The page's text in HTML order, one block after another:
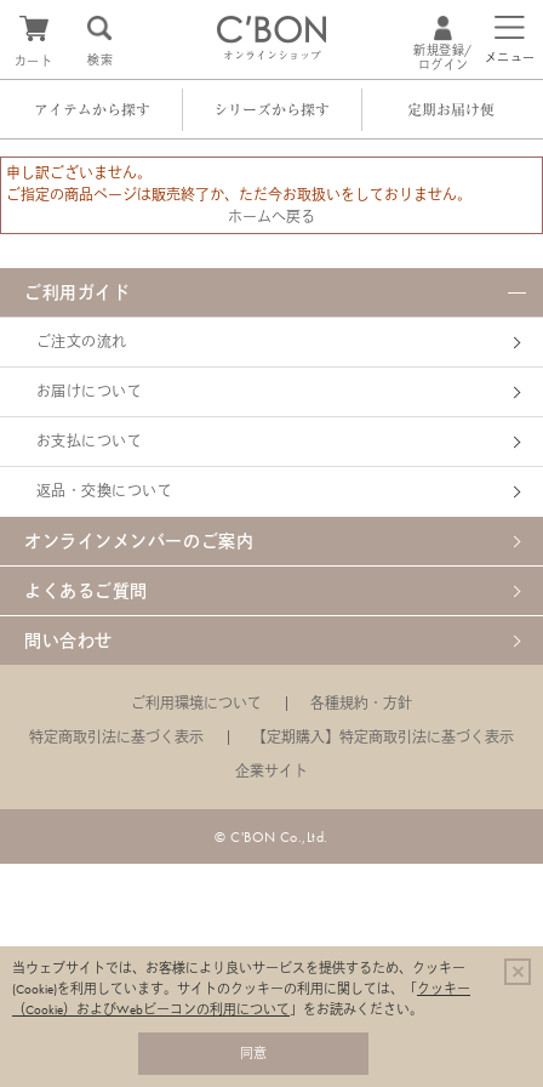
オンラインショップ
カート 検索
新規登録/
ログイン
メニュー
アイテムから探す シリーズから探す 定期お届け便
申し訳ございません。
ご指定の商品ページは販売終了か、ただ今お取扱いをしておりません。
ホームへ戻る
ご利用ガイド
ご注文の流れ
お届けについて
お支払について
返品・交換について
オンラインメンバーのご案内
よくあるご質問
問い合わせ
ご利用環境について
各種規約・方針
特定商取引法に基づく表示
【定期購入】特定商取引法に基づく表示
企業サイト
© C'BON Co.,Ltd.
当ウェブサイトでは、お客様により良いサービスを提供するため、クッキー
(Cookie)を利用しています。 サイトのクッキーの利用に関しては、「 クッキー
（Cookie）およびWebビーコンの利用について 」をお読みください。
同意